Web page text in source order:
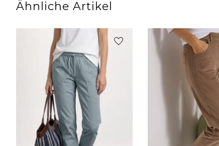
Ähnliche Artikel